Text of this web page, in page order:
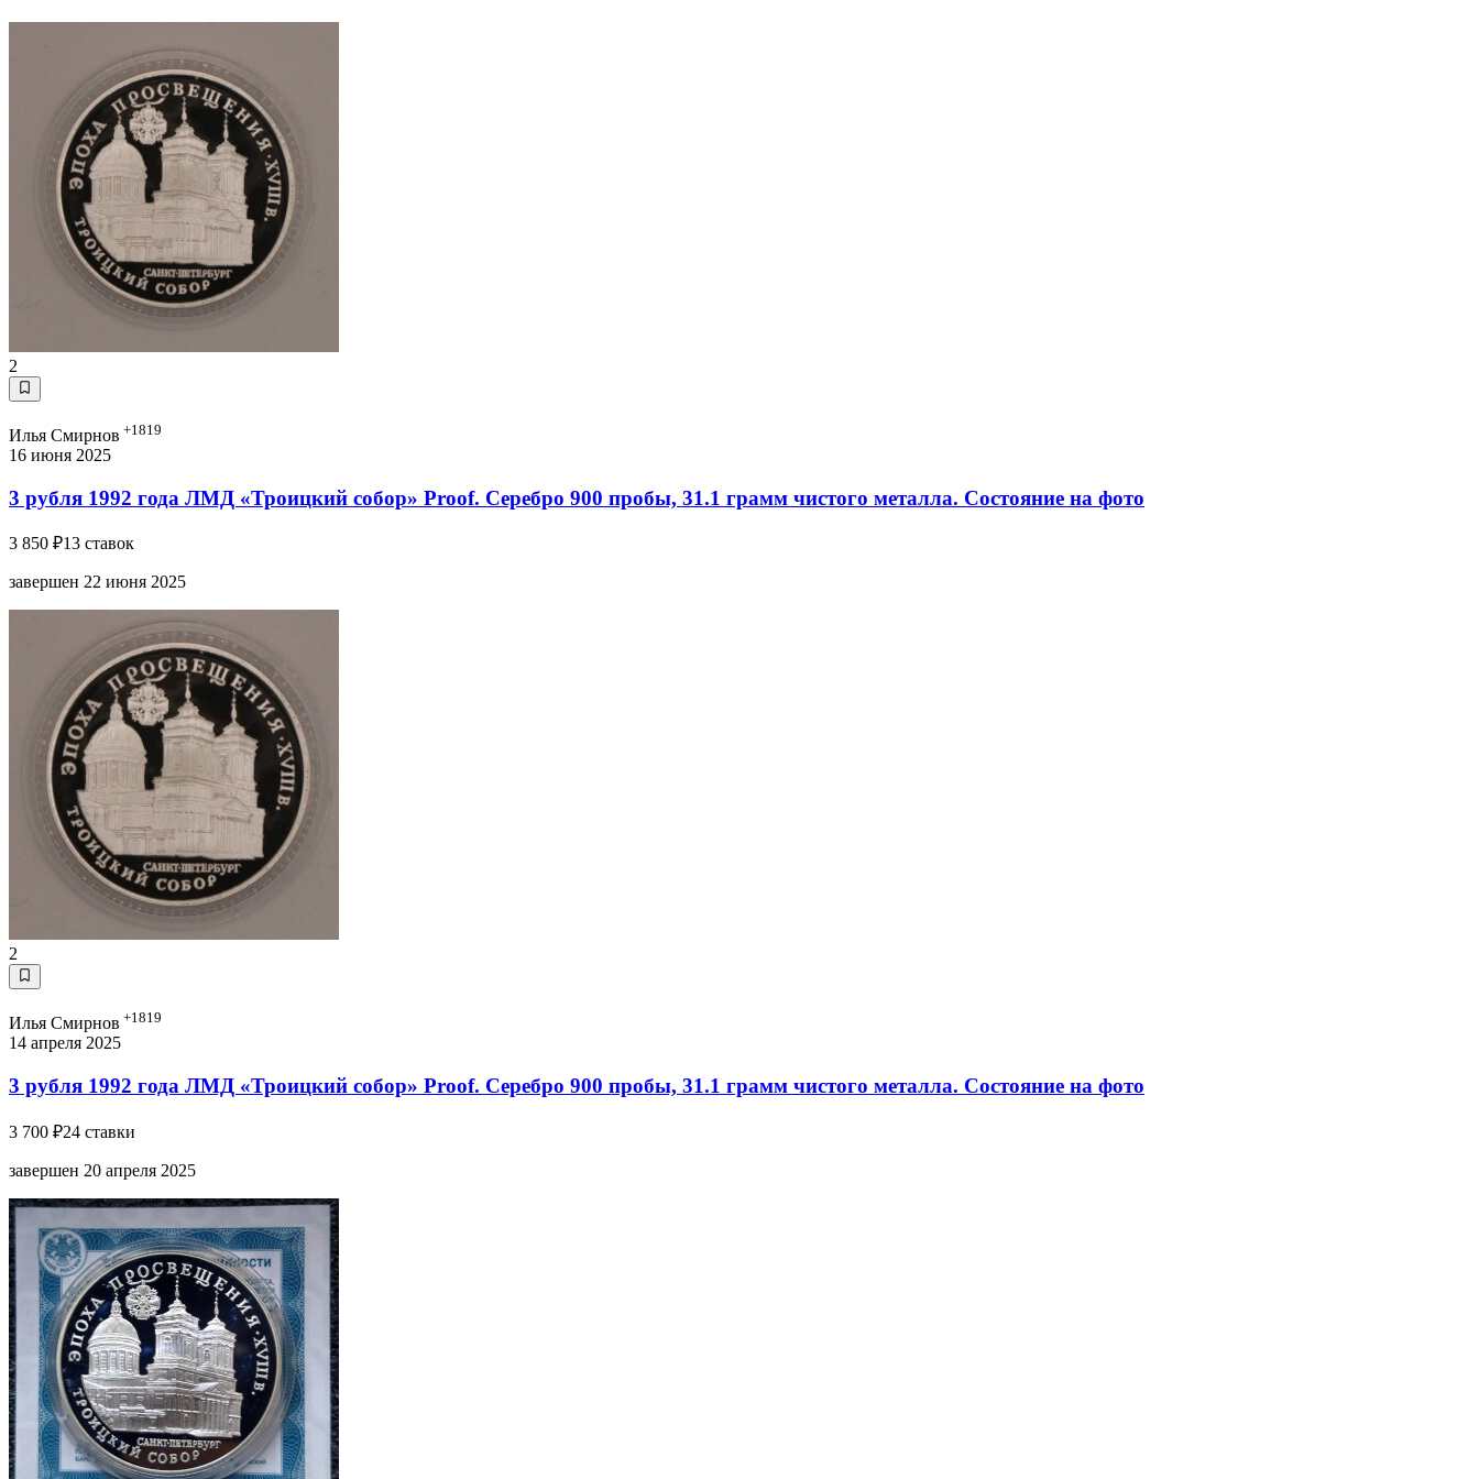
2
Илья Смирнов +1819
16 июня 2025
3 рубля 1992 года ЛМД «Троицкий собор» Proof. Серебро 900 пробы, 31.1 грамм чистого металла. Состояние на фото
3 850 ₽13 ставок
завершен 22 июня 2025
2
Илья Смирнов +1819
14 апреля 2025
3 рубля 1992 года ЛМД «Троицкий собор» Proof. Серебро 900 пробы, 31.1 грамм чистого металла. Состояние на фото
3 700 ₽24 ставки
завершен 20 апреля 2025